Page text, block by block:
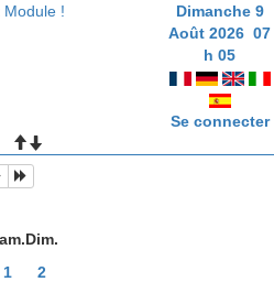
Module !
Dimanche 9
Août 2026 07
h05
Se connecter
Dim.
1
2